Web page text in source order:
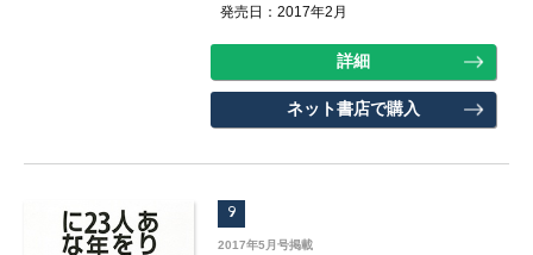
発売日：2017年2月
詳細
ネット書店で購入
9
2017年5月号掲載